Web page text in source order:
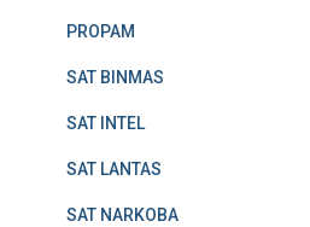
PROPAM
SAT BINMAS
SAT INTEL
SAT LANTAS
SAT NARKOBA